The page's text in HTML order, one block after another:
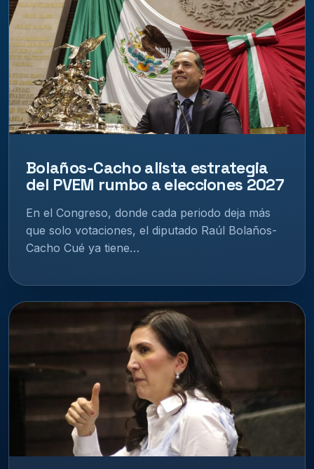
Bolaños-Cacho alista estrategia
del PVEM rumbo a elecciones 2027
En el Congreso, donde cada periodo deja más
que solo votaciones, el diputado Raúl Bolaños-
Cacho Cué ya tiene…